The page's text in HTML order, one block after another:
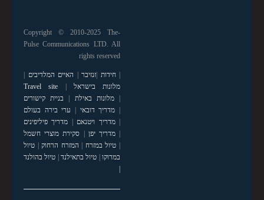
Copyright © 2010-2025 The-
Pulse Communications LTD. All
rights reserved
|חידות |זנזיבר | האיים המלדיבים |
מלונות בישראל |
Travel site
|מלונות באילת | בניית קישורים
| מדריך דובאי | ערי בירה בעולם
|מדריך ויטנאם | מדריך פיליפינים
|מדריך יפן | סקירת מוצרי חשמל
| טיול במזרח | המזרח הרחוק| טיול
במרוקו| טיול בתאילנד| טיול בהולנד
|